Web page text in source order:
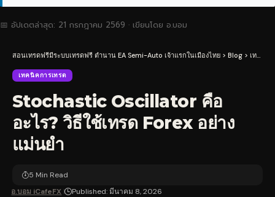
📅 อัปเดตล่าสุด: 21 กรกฎาคม 2569 · เขียนโดย อ.บอม
สอนเทรดฟรีมีระบบเทรดฟรี ตำนาน EA Semi-Auto เจ้าแรกในเมืองไทย > Blog > เทคนิคการเทรด
เทคนิคการเทรด
Stochastic Oscillator คือ
อะไร? วิธีใช้เทรด Forex อย่าง
แม่นยำ
อ.บอม iCafeFX Published: มีนาคม 8, 2026
5 Min Read